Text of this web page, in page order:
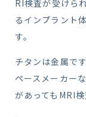
RI検査が受けら
るインプラント
す。
チタンは金属で
ペースメーカー
があってもMRI